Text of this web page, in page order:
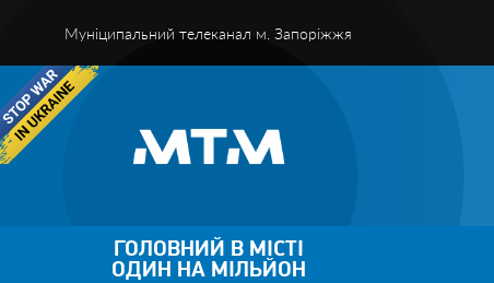
Муніципальний телеканал м. Запоріжжя
ГОЛОВНИЙ В МІСТІ
ОДИН НА МІЛЬЙОН